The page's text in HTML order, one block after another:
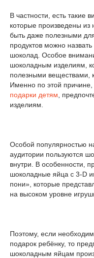
В частности, есть такие
которые произведены из
быть даже полезными
продуктов можно
шоколад. Особое
шоколадным изделиям,
полезными веществами,
Именно по этой причине,
подарки детям ,
изделиям.
Особой популярностью
аудитории пользуются
внутри. В особенности,
шоколадные яйца с 3-D
пони», которые
на высоком уровне
Поэтому, если
подарок ребёнку, то
шоколадным яйцам